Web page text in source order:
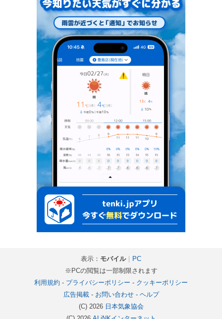
表示： モバイル｜
PC
※PCの閲覧は一部制限されます
利用規約 - プライバシーポリシー - クッキーポリシー
広告掲載- お問い合わせ- ヘルプ
(C) 2026 日本気象協会